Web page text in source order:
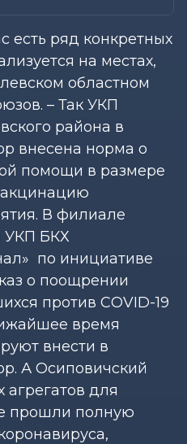
есть ряд конкретных
на местах,
областном
– Так УКП
района в
внесена норма о
помощи в размере
В филиале
УКП БКХ
по инициативе
о поощрении
против СOVID-19
время
внести в
А Осиповичский
агрегатов для
прошли полную